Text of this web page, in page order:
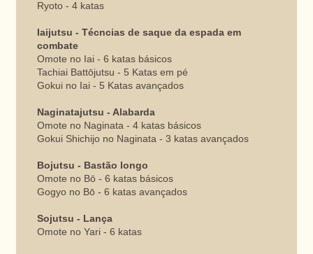
Ryoto - 4 katas
Iaijutsu - Técncias de saque da espada em
combate
Omote no Iai - 6 katas básicos
Tachiai Battōjutsu - 5 Katas em pé
Gokui no Iai - 5 Katas avançados
Naginatajutsu - Alabarda
Omote no Naginata - 4 katas básicos
Gokui Shichijo no Naginata - 3 katas avançados
Bojutsu - Bastão longo
Omote no Bō - 6 katas básicos
Gogyo no Bō - 6 katas avançados
Sojutsu - Lança
Omote no Yari - 6 katas